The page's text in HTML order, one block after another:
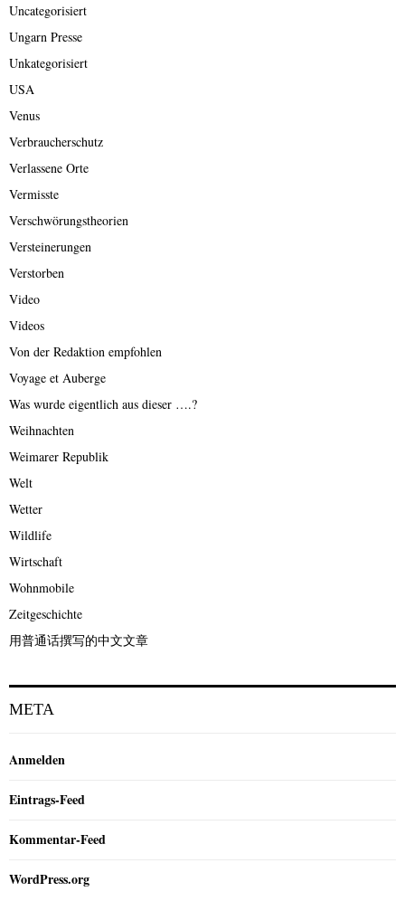
Uncategorisiert
Ungarn Presse
Unkategorisiert
USA
Venus
Verbraucherschutz
Verlassene Orte
Vermisste
Verschwörungstheorien
Versteinerungen
Verstorben
Video
Videos
Von der Redaktion empfohlen
Voyage et Auberge
Was wurde eigentlich aus dieser ….?
Weihnachten
Weimarer Republik
Welt
Wetter
Wildlife
Wirtschaft
Wohnmobile
Zeitgeschichte
用普通话撰写的中文文章
META
Anmelden
Eintrags-Feed
Kommentar-Feed
WordPress.org